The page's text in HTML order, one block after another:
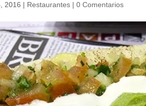
2016 | Restaurantes |0 Comentarios